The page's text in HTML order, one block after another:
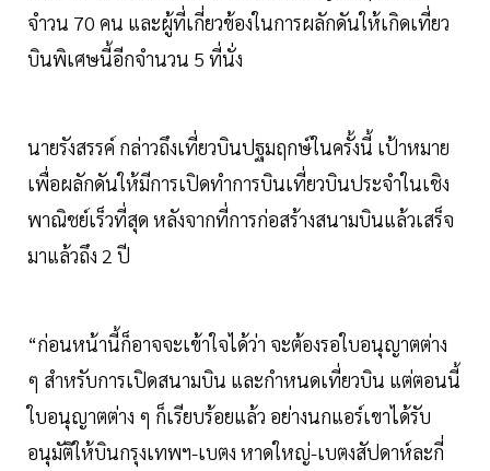
จำวน 70 คน และผู้ที่เกี่ยวข้องในการผลักดันให้เกิดเที่ยว
บินพิเศษนี้อีกจำนวน 5 ที่นั่ง
นายรังสรรค์ กล่าวถึงเที่ยวบินปฐมฤกษ์ในครั้งนี้ เป้าหมาย
เพื่อผลักดันให้มีการเปิดทำการบินเที่ยวบินประจำในเชิง
พาณิชย์เร็วที่สุด หลังจากที่การก่อสร้างสนามบินแล้วเสร็จ
มาแล้วถึง 2 ปี
“ก่อนหน้านี้ก็อาจจะเข้าใจได้ว่า จะต้องรอใบอนุญาตต่าง
ๆ สำหรับการเปิดสนามบิน และกำหนดเที่ยวบิน แต่ตอนนี้
ใบอนุญาตต่าง ๆ ก็เรียบร้อยแล้ว อย่างนกแอร์เขาได้รับ
อนุมัติให้บินกรุงเทพฯ-เบตง หาดใหญ่-เบตงสัปดาห์ละกี่